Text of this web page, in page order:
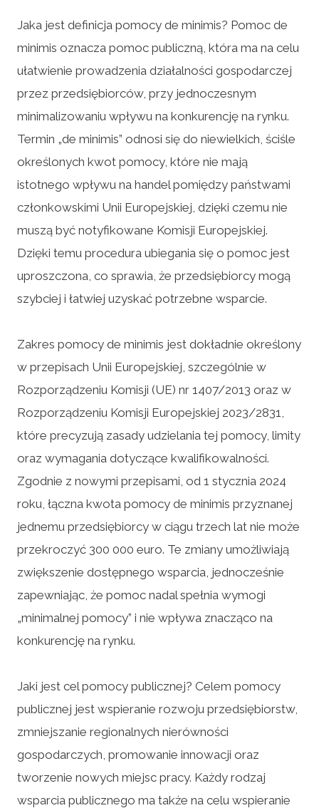
Jaka jest definicja pomocy de minimis? Pomoc de
minimis oznacza pomoc publiczną, która ma na celu
ułatwienie prowadzenia działalności gospodarczej
przez przedsiębiorców, przy jednoczesnym
minimalizowaniu wpływu na konkurencję na rynku.
Termin „de minimis” odnosi się do niewielkich, ściśle
określonych kwot pomocy, które nie mają
istotnego wpływu na handel pomiędzy państwami
członkowskimi Unii Europejskiej, dzięki czemu nie
muszą być notyfikowane Komisji Europejskiej.
Dzięki temu procedura ubiegania się o pomoc jest
uproszczona, co sprawia, że przedsiębiorcy mogą
szybciej i łatwiej uzyskać potrzebne wsparcie.
Zakres pomocy de minimis jest dokładnie określony
w przepisach Unii Europejskiej, szczególnie w
Rozporządzeniu Komisji (UE) nr 1407/2013 oraz w
Rozporządzeniu Komisji Europejskiej 2023/2831,
które precyzują zasady udzielania tej pomocy, limity
oraz wymagania dotyczące kwalifikowalności.
Zgodnie z nowymi przepisami, od 1 stycznia 2024
roku, łączna kwota pomocy de minimis przyznanej
jednemu przedsiębiorcy w ciągu trzech lat nie może
przekroczyć 300 000 euro. Te zmiany umożliwiają
zwiększenie dostępnego wsparcia, jednocześnie
zapewniając, że pomoc nadal spełnia wymogi
„minimalnej pomocy” i nie wpływa znacząco na
konkurencję na rynku.
Jaki jest cel pomocy publicznej? Celem pomocy
publicznej jest wspieranie rozwoju przedsiębiorstw,
zmniejszanie regionalnych nierówności
gospodarczych, promowanie innowacji oraz
tworzenie nowych miejsc pracy. Każdy rodzaj
wsparcia publicznego ma także na celu wspieranie